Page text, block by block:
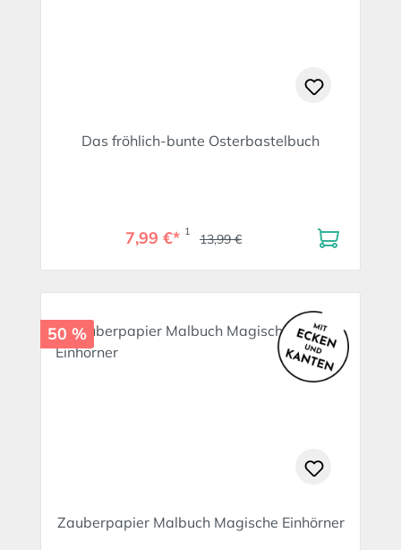
Das fröhlich-bunte Osterbastelbuch
7,99 €* 1 13,99 €
50 %
Zauberpapier Malbuch Magische Einhörner